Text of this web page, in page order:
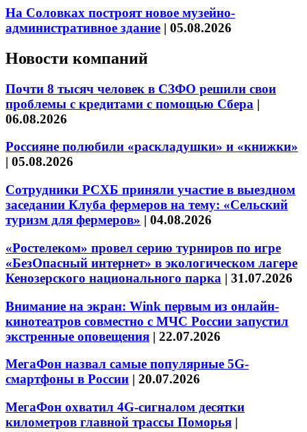
На Соловках построят новое музейно-
административное здание | 05.08.2026
Новости компаний
Почти 8 тысяч человек в СЗФО решили свои
проблемы с кредитами с помощью Сбера |
06.08.2026
Россияне полюбили «раскладушки» и «книжки»
| 05.08.2026
Сотрудники РСХБ приняли участие в выездном
заседании Клуба фермеров на тему: «Сельский
туризм для фермеров» | 04.08.2026
«Ростелеком» провел серию турниров по игре
«БезОпасный интернет» в экологическом лагере
Кенозерского национального парка | 31.07.2026
Внимание на экран: Wink первым из онлайн-
кинотеатров совместно с МЧС России запустил
экстренные оповещения | 22.07.2026
МегаФон назвал самые популярные 5G-
смартфоны в России | 20.07.2026
МегаФон охватил 4G-сигналом десятки
километров главной трассы Поморья |